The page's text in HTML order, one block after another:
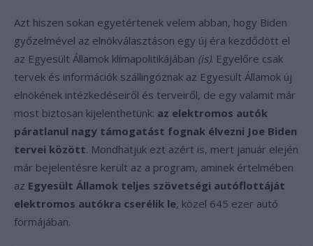
Azt hiszen sokan egyetértenek velem abban, hogy Biden
győzelmével az elnökválasztáson egy új éra kezdődött el
az Egyesült Államok klímapolitikájában (is). Egyelőre csak
tervek és információk szállingóznak az Egyesült Államok új
elnökének intézkedéseiről és terveiről, de egy valamit már
most biztosan kijelenthetünk: az elektromos autók
páratlanul nagy támogatást fognak élvezni Joe Biden
tervei között. Mondhatjuk ezt azért is, mert január elején
már bejelentésre került az a program, aminek értelmében
az Egyesült Államok teljes szövetségi autóflottáját
elektromos autókra cserélik le, közel 645 ezer autó
formájában.